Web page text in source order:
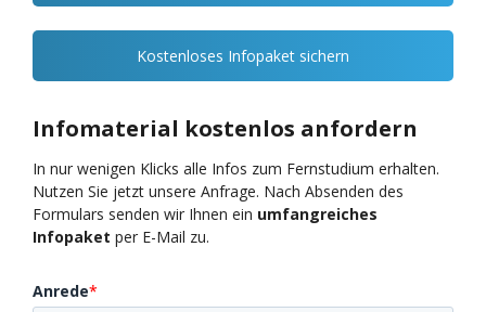
Kostenloses Infopaket sichern
Infomaterial kostenlos anfordern
In nur wenigen Klicks alle Infos zum Fernstudium erhalten.
Nutzen Sie jetzt unsere Anfrage. Nach Absenden des
Formulars senden wir Ihnen ein umfangreiches
Infopaket per E-Mail zu.